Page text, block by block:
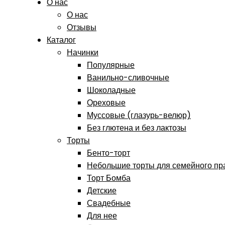
О нас
О нас
Отзывы
Каталог
Начинки
Популярные
Ванильно-сливочные
Шоколадные
Ореховые
Муссовые (глазурь-велюр)
Без глютена и без лактозы
Торты
Бенто-торт
Небольшие торты для семейного
Торт Бомба
Детские
Свадебные
Для нее